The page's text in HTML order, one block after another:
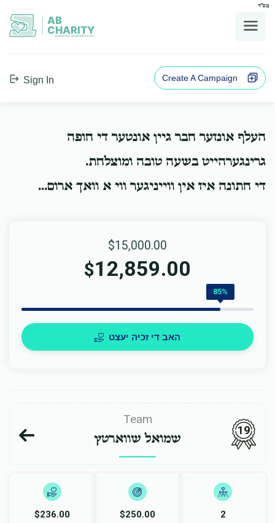
בס"ד
AB
CHARITY
powerd by ahblicklive.com
Sign In Create A Campaign
העלף אונזער חבר גיין אונטער די חופה
גרינגערהייט בשעה טובה ומוצלחת.
די חתונה איז אין ווייניגער ווי א וואך ארום...
$15,000.00
$12,859.00
85%
האב די זכיה יעצט
Team
שמואל שווארטץ 19
$236.00 $250.00 2